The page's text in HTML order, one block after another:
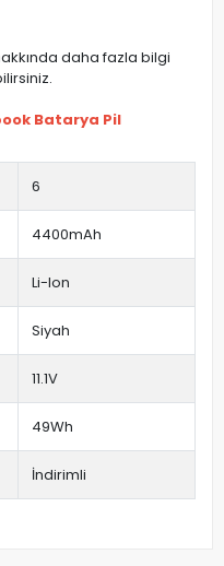
daha fazla bilgi
Batarya Pil
6
4400mAh
Li-Ion
Siyah
11.1V
49Wh
İndirimli